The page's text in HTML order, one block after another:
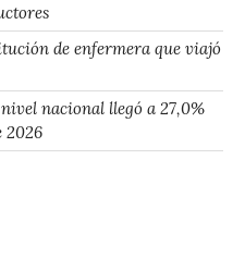
de enfermera que viajó
nacional llegó a 27,0%
2026